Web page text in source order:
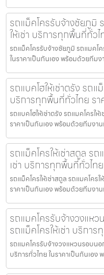
รถแม็คโครรับจ้างชัยภูมิ
ให้เช่า บริการทุกพื้นที่ทั่ว
รถแม็คโครรับจ้างชัยภูมิ รถแมคโค
ในราคาเป็นกันเอง พร้อมด้วยทีม
รถแบคโฮให้เช่าตรัง รถแ
บริการทุกพื้นที่ทั่วไทย รา
รถแบคโฮให้เช่าตรัง รถแมคโครใ
ราคาเป็นกันเอง พร้อมด้วยทีมงา
รถแม็คโครให้เช่าสตูล ร
เช่า บริการทุกพื้นที่ทั่วไท
รถแม็คโครให้เช่าสตูล รถแมคโคร
ราคาเป็นกันเอง พร้อมด้วยทีมงา
รถแมคโครรับจ้างวงแห
รถแม็คโครให้เช่า บริกา
รถแมคโครรับจ้างวงแหวนรอบนอ
บริการทั่วไทย ในราคาเป็นกันเอ